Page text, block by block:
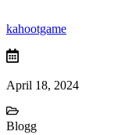
kahootgame
April 18, 2024
Blogg